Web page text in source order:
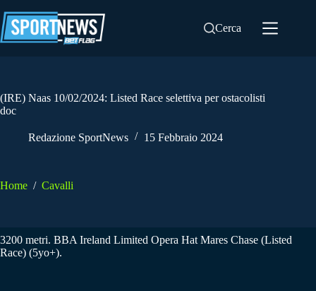
al
contenuto
Cerca
(IRE) Naas 10/02/2024: Listed Race selettiva per ostacolisti
doc
Redazione SportNews 15 Febbraio 2024
Home / Cavalli
3200 metri. BBA Ireland Limited Opera Hat Mares Chase (Listed
Race) (5yo+).